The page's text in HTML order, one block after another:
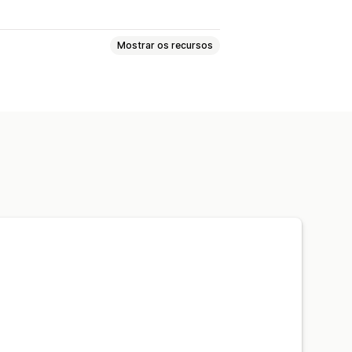
Mostrar os recursos